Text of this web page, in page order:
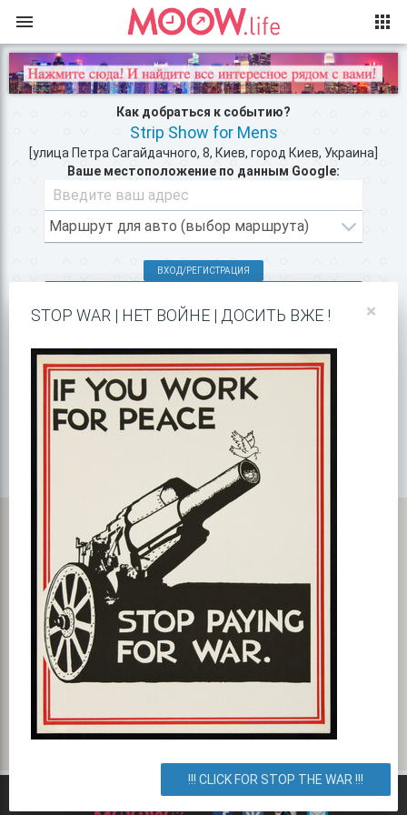
Как добраться к событию?
Strip Show for Mens
[улица Петра Сагайдачного, 8, Киев, город Киев, Украина]
Ваше местоположение по данным Google:
ВХОД/РЕГИСТРАЦИЯ
АФИША КОНЦЕРТОВ >>
ПОКАЗАТЬ НА GOOGLE MAPS!
Карта с маршрутом, как добратся на мероприятие или проехать
к событию. Strip Show for Mens
улица Петра Сагайдачного, 8, Киев, город Киев, Украина. Как
добраться? Как доехать? Маршрут.
×
STOP WAR | НЕТ ВОЙНЕ | ДОСИТЬ ВЖЕ !
!!! CLICK FOR STOP THE WAR !!!